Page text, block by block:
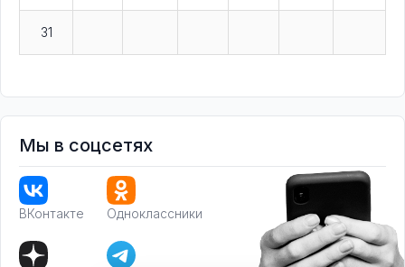
31
Мы в соцсетях
ВКонтакте Одноклассники